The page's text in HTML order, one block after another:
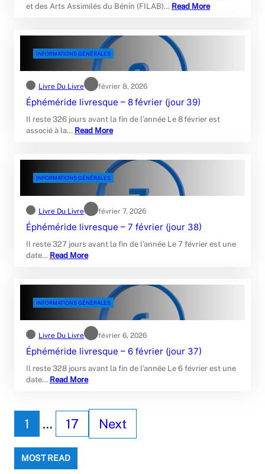
et des Arts Assimilés du Bénin (FILAB)… Read More
INFORMATIONS GÉNÉRALES
Livre Du Livre février 8, 2026
Éphéméride livresque – 8 février (jour 39)
Il reste 326 jours avant la fin de l’année Le 8 février est
associé à la… Read More
INFORMATIONS GÉNÉRALES
Livre Du Livre février 7, 2026
Éphéméride livresque – 7 février (jour 38)
Il reste 327 jours avant la fin de l’année Le 7 février est une
date… Read More
INFORMATIONS GÉNÉRALES
Livre Du Livre février 6, 2026
Éphéméride livresque – 6 février (jour 37)
Il reste 328 jours avant la fin de l’année Le 6 février est une
date… Read More
1 … 17 Next
MOST READ